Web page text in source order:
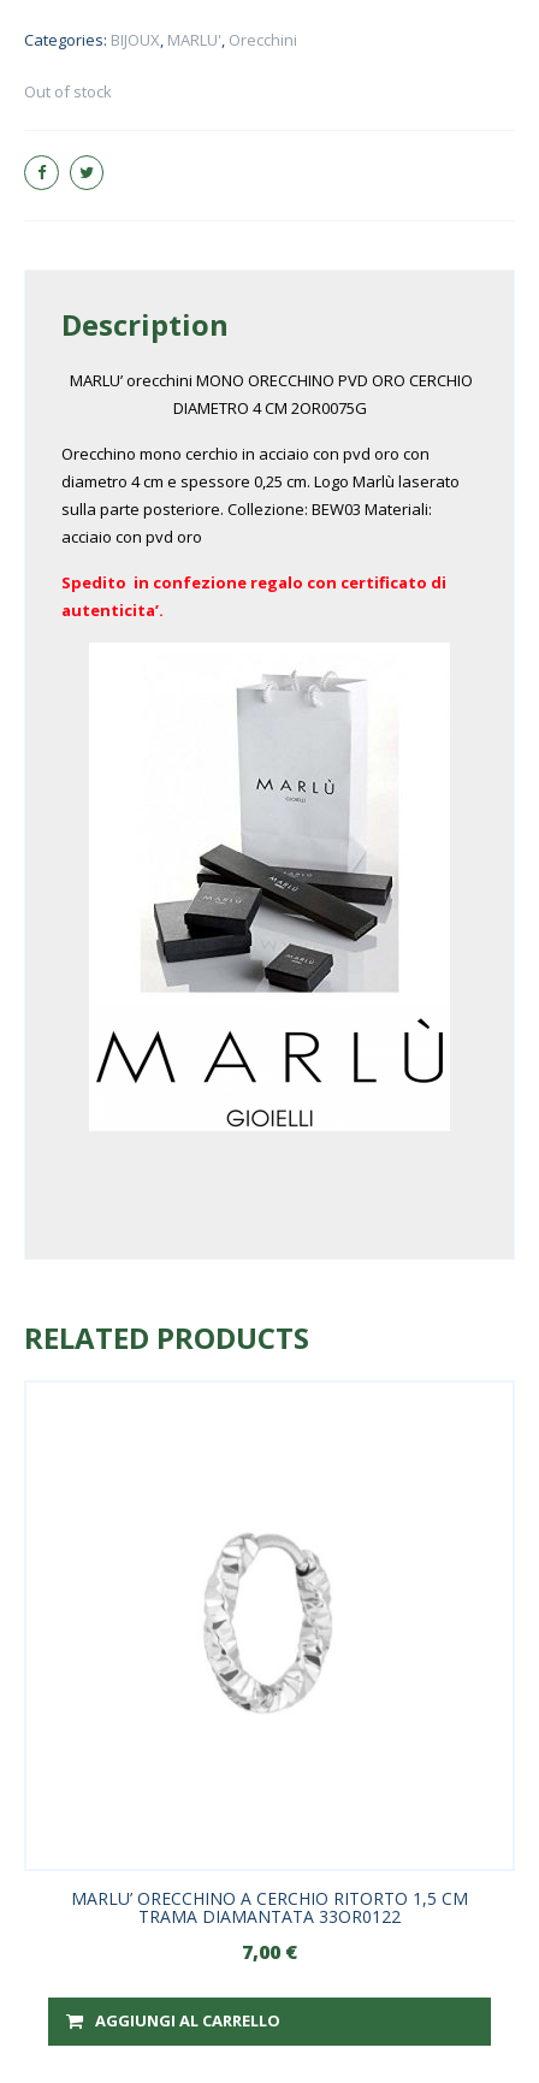
Categories: BIJOUX, MARLU', Orecchini
Out of stock
Description
MARLU’ orecchini MONO ORECCHINO PVD ORO CERCHIO
DIAMETRO 4 CM 2OR0075G
Orecchino mono cerchio in acciaio con pvd oro con
diametro 4 cm e spessore 0,25 cm. Logo Marlù laserato
sulla parte posteriore. Collezione: BEW03 Materiali:
acciaio con pvd oro
Spedito in confezione regalo con certificato di
autenticita’.
RELATED PRODUCTS
MARLU’ ORECCHINO A CERCHIO RITORTO 1,5 CM
TRAMA DIAMANTATA 33OR0122
7,00 €
AGGIUNGI AL CARRELLO